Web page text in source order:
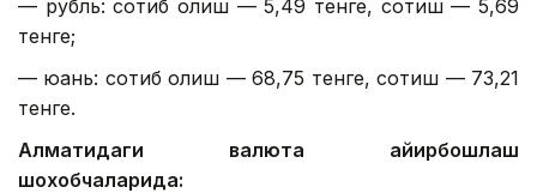
— рубль: сотиб олиш — 5,49 тенге, сотиш — 5,69
тенге;
— юань: сотиб олиш — 68,75 тенге, сотиш — 73,21
тенге.
Алматидаги валюта айирбошлаш
шохобчаларида: